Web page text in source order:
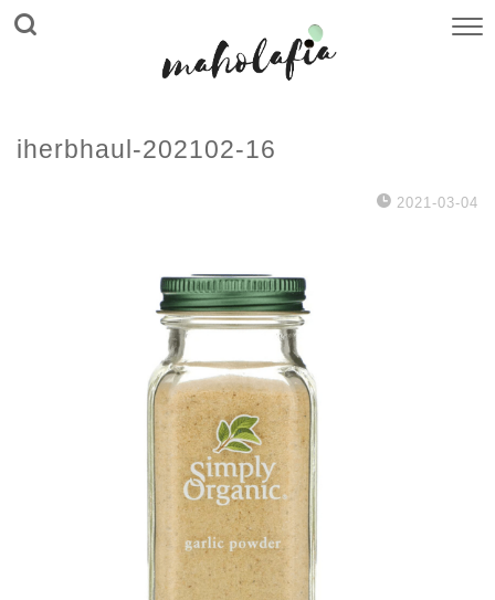
iherbhaul-202102-16
2021-03-04